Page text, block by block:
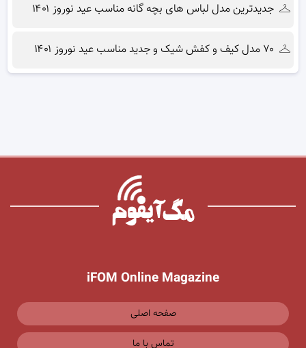
جدیدترین مدل لباس های بچه گانه مناسب عید نوروز ۱۴۰۱
۷۰ مدل کیف و کفش شیک و جدید مناسب عید نوروز ۱۴۰۱
iFOM Online Magazine
صفحه اصلی
تماس با ما